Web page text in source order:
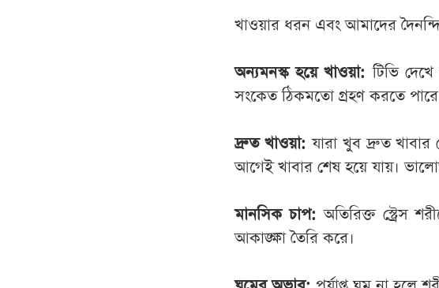
খাওয়ার ধরন এবং আমাদের
অন্যমনস্ক হয়ে খাওয়া: টিভি
সংকেত ঠিকমতো গ্রহণ করতে পারে
দ্রুত খাওয়া: যারা খুব দ্রুত
আগেই খাবার শেষ হয়ে যায়।
মানসিক চাপ:অতিরিক্ত স্ট্রেস
আকাঙ্ক্ষা তৈরি করে।